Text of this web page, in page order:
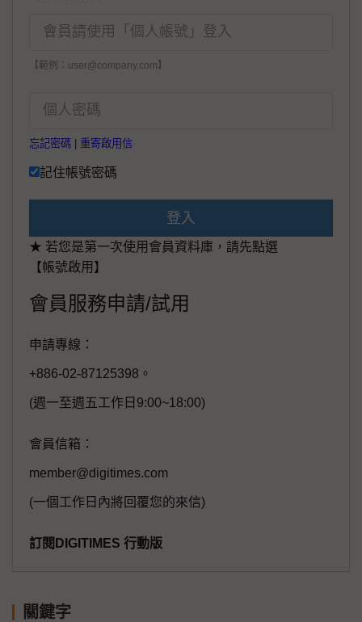
【範例：user@company.com】
忘記密碼 重寄啟用信
記住帳號密碼
登入
★ 若您是第一次使用會員資料庫，請先點選
【帳號啟用】
會員服務申請/試用
申請專線：
+886-02-87125398。
(週一至週五工作日9:00~18:00)
會員信箱：
member@digitimes.com
(一個工作日內將回覆您的來信)
訂閱DIGITIMES 行動版
關鍵字